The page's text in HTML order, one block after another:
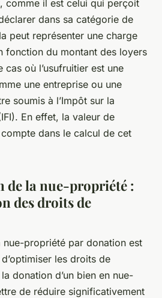
comme il est celui qui perçoit
dans sa catégorie de
peut représenter une charge
fonction du montant des loyers
cas où l’usufruitier est une
une entreprise ou une
soumis à l’Impôt sur la
En effet, la valeur de
compte dans le calcul de cet
de la nue-propriété :
des droits de
nue-propriété par donation est
les droits de
donation d’un bien en nue-
de réduire significativement